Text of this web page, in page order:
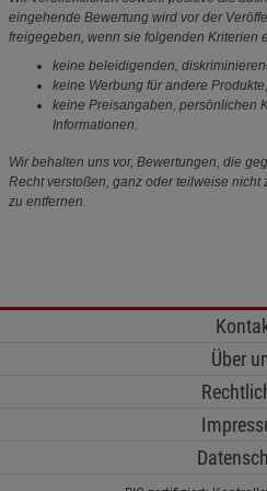
eingehende Bewertung wird vor der
freigegeben, wenn sie folgenden Kriterien
keine beleidigenden,
keine Werbung für andere
keine Preisangaben, persönlichen
Informationen.
Wir behalten uns vor, Bewertungen, die
Recht verstoßen, ganz oder teilweise
zu entfernen.
Über